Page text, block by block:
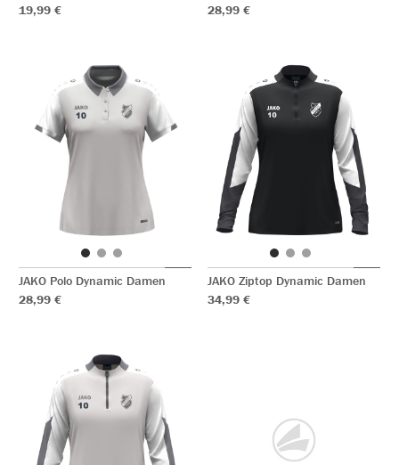
19,99 €
28,99 €
JAKO Polo Dynamic Damen
28,99 €
JAKO Ziptop Dynamic Damen
34,99 €